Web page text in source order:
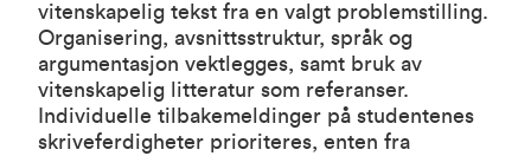
vitenskapelig tekst fra en valgt problemstilling.
Organisering, avsnittsstruktur, språk og
argumentasjon vektlegges, samt bruk av
vitenskapelig litteratur som referanser.
Individuelle tilbakemeldinger på studentenes
skriveferdigheter prioriteres, enten fra